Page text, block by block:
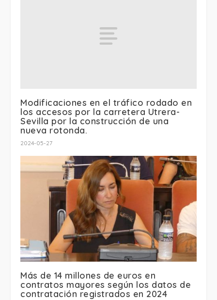
Modificaciones en el tráfico rodado en
los accesos por la carretera Utrera-
Sevilla por la construcción de una
nueva rotonda.
2024-05-27
Más de 14 millones de euros en
contratos mayores según los datos de
contratación registrados en 2024